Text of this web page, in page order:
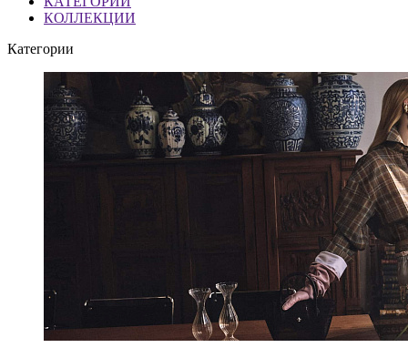
КОЛЛЕКЦИИ
Категории